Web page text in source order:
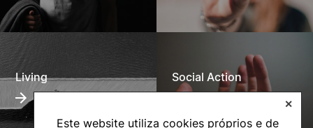
Este website utiliza cookies próprios e de
✕
Living Social Action